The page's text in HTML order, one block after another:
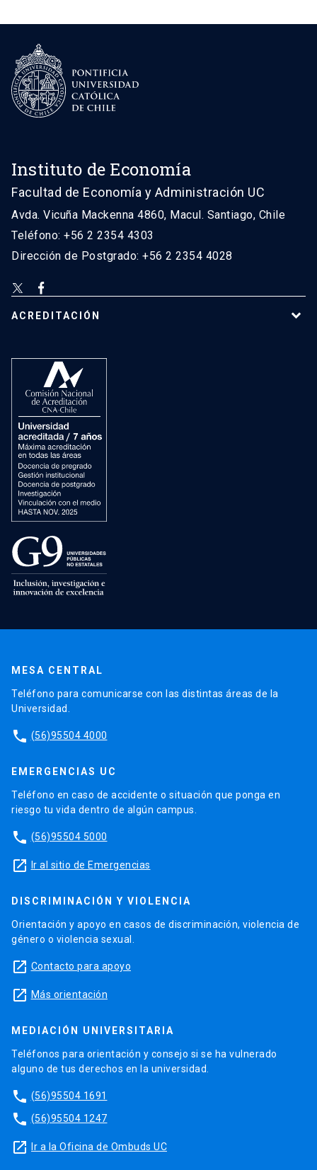
Instituto de Economía
Facultad de Economía y Administración UC
Avda. Vicuña Mackenna 4860, Macul. Santiago, Chile
Teléfono: +56 2 2354 4303
Dirección de Postgrado: +56 2 2354 4028
ACREDITACIÓN
MESA CENTRAL
Teléfono para comunicarse con las distintas áreas de la
Universidad.
phone (56)95504 4000
EMERGENCIAS UC
Teléfono en caso de accidente o situación que ponga en
riesgo tu vida dentro de algún campus.
phone (56)95504 5000
launch Ir al sitio de Emergencias
DISCRIMINACIÓN Y VIOLENCIA
Orientación y apoyo en casos de discriminación, violencia de
género o violencia sexual.
launch Contacto para apoyo
launch Más orientación
MEDIACIÓN UNIVERSITARIA
Teléfonos para orientación y consejo si se ha vulnerado
alguno de tus derechos en la universidad.
phone (56)95504 1691
phone (56)95504 1247
launch Ir a la Oficina de Ombuds UC